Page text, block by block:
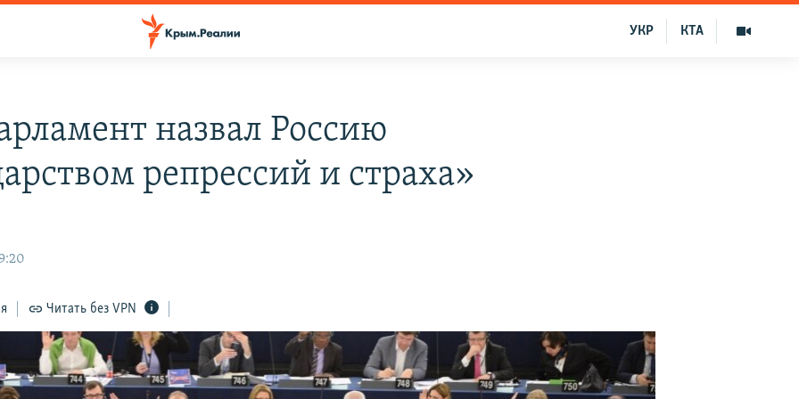
КТА
УКР
назвал Россию
репрессий и страха»
Читать без VPN